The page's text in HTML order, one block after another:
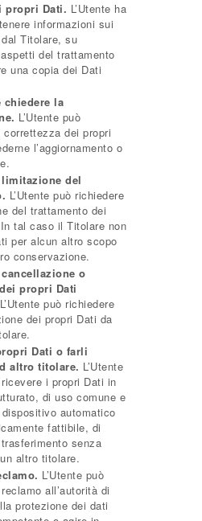
propri Dati. L’Utente ha
informazioni sui
Titolare, su
del trattamento
una copia dei Dati
chiedere la
L’Utente può
dei propri
l’aggiornamento o
del
L’Utente può richiedere
del trattamento dei
tal caso il Titolare non
per alcun altro scopo
conservazione.
o
propri Dati
L’Utente può richiedere
dei propri Dati da
Dati o farli
altro titolare. L’Utente
i propri Dati in
di uso comune e
automatico
fattibile, di
senza
altro titolare.
L’Utente può
all’autorità di
protezione dei dati